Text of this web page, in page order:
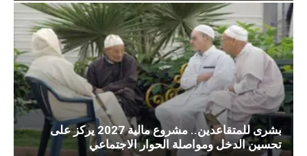
بشرى للمتقاعدين.. مشروع مالية 2027 يركز على
تحسين الدخل ومواصلة الحوار الاجتماعي